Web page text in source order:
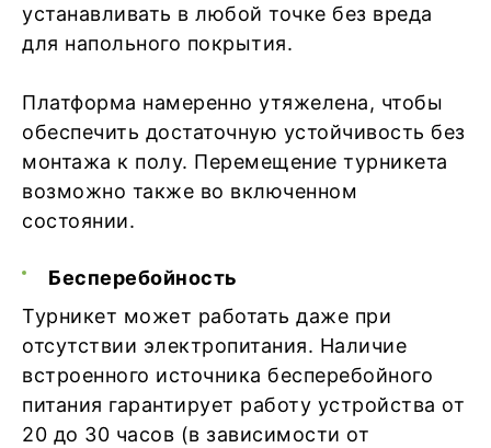
устанавливать в любой точке без вреда
для напольного покрытия.
Платформа намеренно утяжелена, чтобы
обеспечить достаточную устойчивость без
монтажа к полу. Перемещение турникета
возможно также во включенном
состоянии.
Бесперебойность
Турникет может работать даже при
отсутствии электропитания. Наличие
встроенного источника бесперебойного
питания гарантирует работу устройства от
20 до 30 часов (в зависимости от